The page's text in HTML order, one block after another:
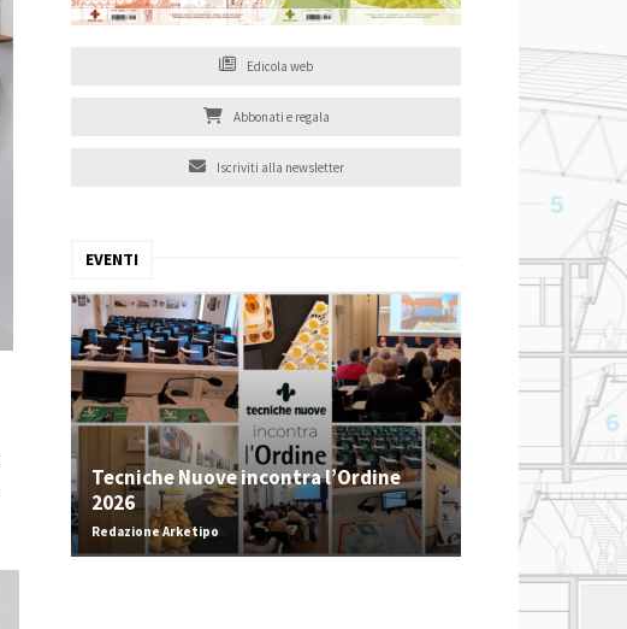
Edicola web
Abbonati e regala
Iscriviti alla newsletter
EVENTI
Tecniche Nuove incontra l’Ordine
2026
Redazione Arketipo